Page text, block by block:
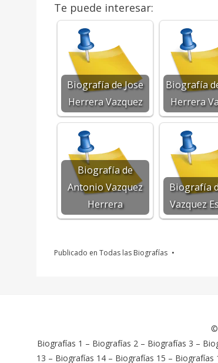
Te puede interesar:
Biografía de Jose
Herrera Vazquez
Biografía
Herrera
Biografía de
Antonio Vazquez
Herrera
Biografía
Vazquez
Publicado en Todas las Biografías
©
Biografías 1 – Biografías 2 – Biografías 3 –
13 – Biografías 14 – Biografías 15 – Biografías